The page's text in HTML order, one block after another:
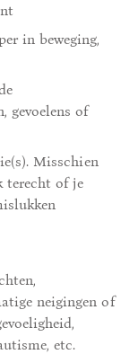
in beweging,
gevoelens of
Misschien
terecht of je
neigingen of
etc.